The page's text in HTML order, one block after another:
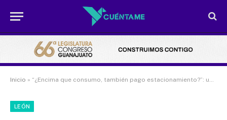
Inicio » “¿Encima que consumo, también pago estacionamiento?”: una molestia que no se va en León
LEÓN